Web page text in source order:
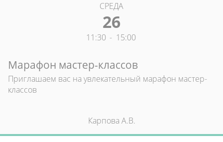
СРЕДА
26
11:30 - 15:00
Марафон мастер-классов
Приглашаем вас на увлекательный марафон мастер-
классов
Карпова А.В.